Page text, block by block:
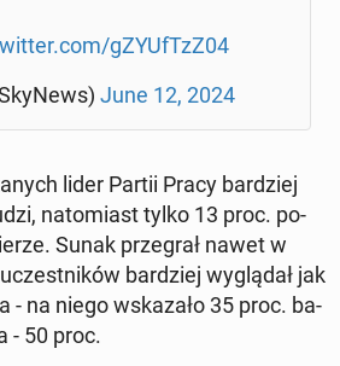
gZY­UfTzZ04
June 12, 2024
lider Partii Pracy bar­dziej
na­to­miast tylko 13 proc. po­
Sunak prze­grał nawet w
bar­dziej wy­glą­dał jak
- na niego wska­za­ło 35 proc. ba­
- 50 proc.